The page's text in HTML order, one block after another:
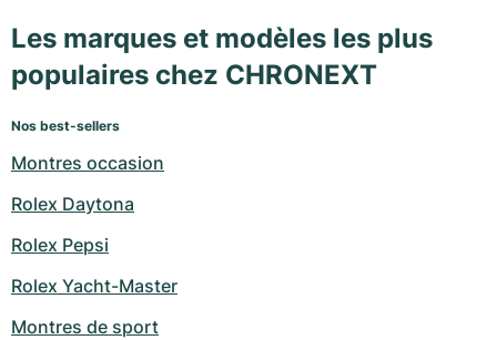
Les marques et modèles les plus
populaires chez CHRONEXT
Nos best-sellers
Montres occasion
Rolex Daytona
Rolex Pepsi
Rolex Yacht-Master
Montres de sport